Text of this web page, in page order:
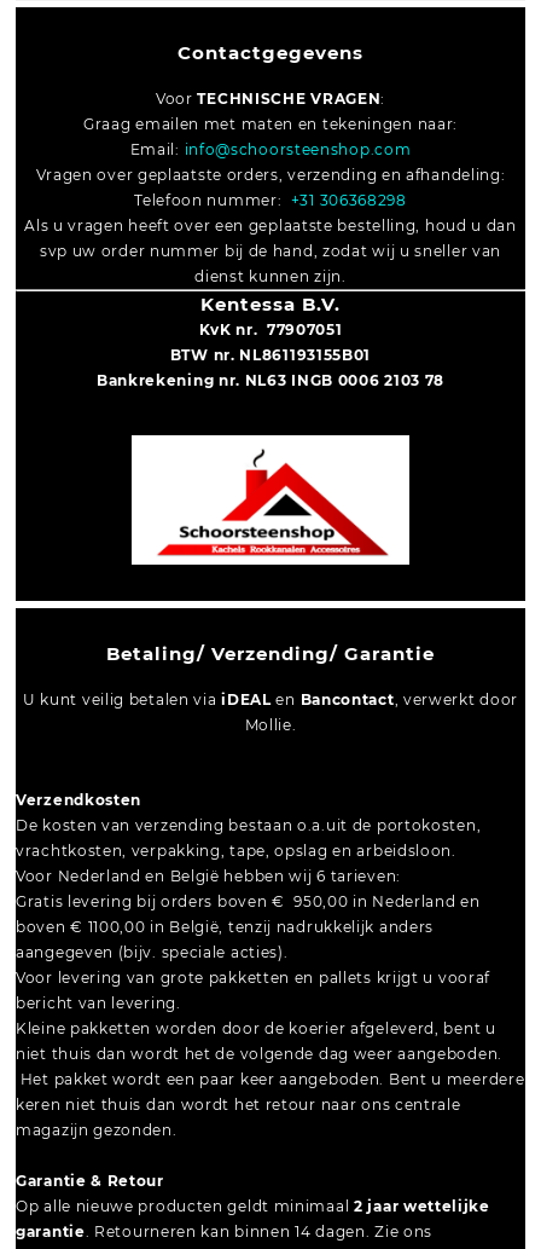
Betaling/ Verzending/ Garantie
U kunt veilig betalen viaiDEALen Bancontact , verwerkt door
Mollie.
Verzendkosten
De kosten van verzending bestaan o.a.uit de portokosten,
vrachtkosten, verpakking, tape, opslag en arbeidsloon.
Voor Nederland en België hebben wij 6 tarieven:
Gratis levering bij orders boven € 950,00 in Nederland en
boven € 1100,00 in België, tenzij nadrukkelijk anders
aangegeven (bijv. speciale acties).
Voor levering van grote pakketten en pallets krijgt u vooraf
bericht van levering.
Kleine pakketten worden door de koerier afgeleverd, bent u
niet thuis dan wordt het de volgende dag weer aangeboden.
Het pakket wordt een paar keer aangeboden. Bent u meerdere
keren niet thuis dan wordt het retour naar ons centrale
magazijn gezonden.
Garantie & Retour
Op alle nieuwe producten geldt minimaal 2 jaar wettelijke
garantie . Retourneren kan binnen 14 dagen. Zie ons
Contactgegevens
VoorTECHNISCHE VRAGEN:
Graag emailen met maten en tekeningen naar:
Email: info@schoorsteenshop.com
Vragen over geplaatste orders, verzending en afhandeling:
Telefoon nummer: +31 306368298
Als u vragen heeft over een geplaatste bestelling, houd u dan
svp uw order nummer bij de hand, zodat wij u sneller van
dienst kunnen zijn.
Kentessa B.V.
KvK nr. 77907051
BTW nr. NL861193155B01
Bankrekening nr. NL63 INGB 0006 2103 78